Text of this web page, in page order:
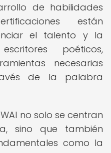
de habilidades
están
el talento y la
poéticos,
necesarias
de la palabra
no solo se centran
sino que también
como la